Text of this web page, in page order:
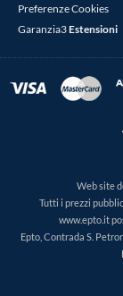
Preferenze Cookies
Garanzia3Estensioni
Web site
Tutti i prezzi
www.epto.it
Epto, Contrada S.